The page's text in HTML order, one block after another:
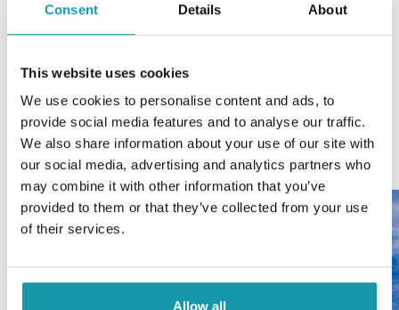
Consent Details About
This website uses cookies
We use cookies to personalise content and ads, to
provide social media features and to analyse our traffic.
We also share information about your use of our site with
our social media, advertising and analytics partners who
may combine it with other information that you’ve
provided to them or that they’ve collected from your use
of their services.
Allow all
Der Mirador de sa Creueta ist ein panoramischer
Aussichtspunkt im Norden von Mallorca, in der
atemberaubende Ausblicke auf die Nordküste der
Insel sowie auf die umliegenden Berge und
ländlichen Landschaften.